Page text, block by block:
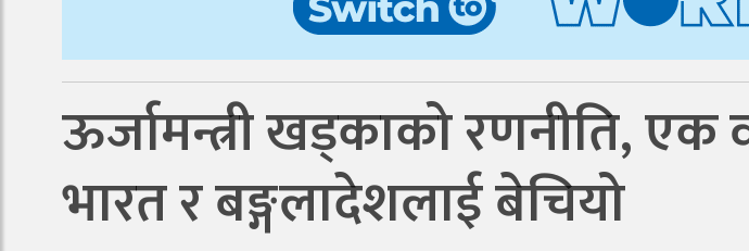
ऊर्जामन्त्री खड्काको रणनीति,
भारत र बङ्गलादेशलाई बेचियो